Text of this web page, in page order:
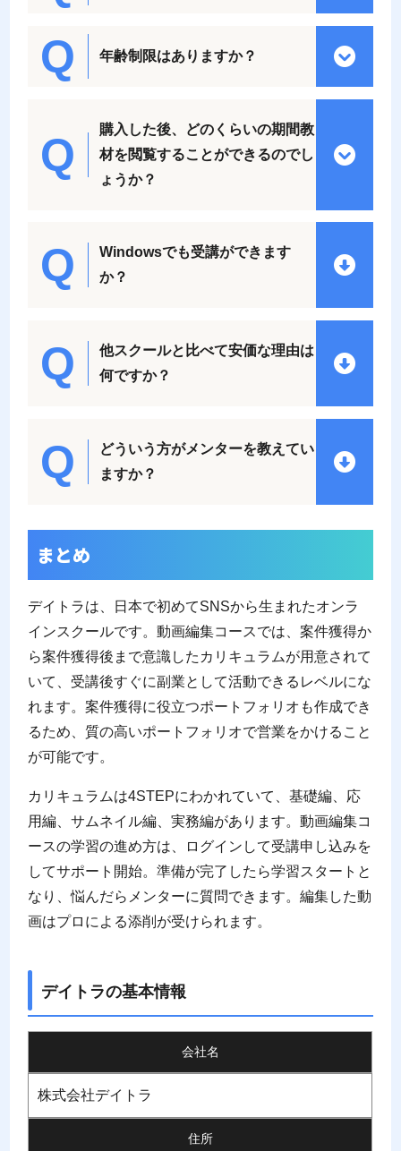
年齢制限はありますか？
購入した後、どのくらいの期間教
材を閲覧することができるのでし
ょうか？
Windowsでも受講ができます
か？
他スクールと比べて安価な理由は
何ですか？
どういう方がメンターを教えてい
ますか？
まとめ
デイトラは、日本で初めてSNSから生まれたオンラ
インスクールです。動画編集コースでは、案件獲得か
ら案件獲得後まで意識したカリキュラムが用意されて
いて、受講後すぐに副業として活動できるレベルにな
れます。案件獲得に役立つポートフォリオも作成でき
るため、質の高いポートフォリオで営業をかけること
が可能です。
カリキュラムは4STEPにわかれていて、基礎編、応
用編、サムネイル編、実務編があります。動画編集コ
ースの学習の進め方は、ログインして受講申し込みを
してサポート開始。準備が完了したら学習スタートと
なり、悩んだらメンターに質問できます。編集した動
画はプロによる添削が受けられます。
デイトラの基本情報
会社名
株式会社デイトラ
住所